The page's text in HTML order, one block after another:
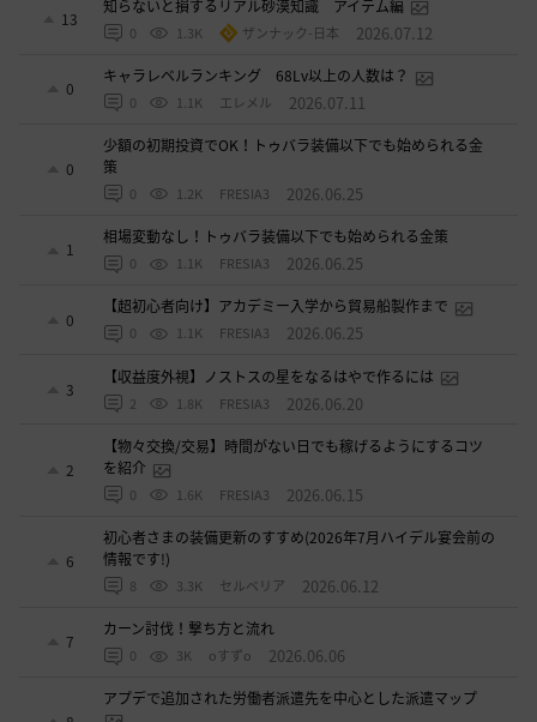
13
知らないと損するリアル砂漠知識 アイテム編
0 1.3K ザンナック-日本 2026.07.12
0
キャラレベルランキング 68Lv以上の人数は？
0 1.1K エレメル 2026.07.11
0
少額の初期投資でOK！トゥバラ装備以下でも始められる金
策
0 1.2K FRESIA3 2026.06.25
1
相場変動なし！トゥバラ装備以下でも始められる金策
0 1.1K FRESIA3 2026.06.25
0
【超初心者向け】アカデミー入学から貿易船製作まで
0 1.1K FRESIA3 2026.06.25
3
【収益度外視】ノストスの星をなるはやで作るには
2 1.8K FRESIA3 2026.06.20
2
【物々交換/交易】時間がない日でも稼げるようにするコツ
を紹介
0 1.6K FRESIA3 2026.06.15
6
初心者さまの装備更新のすすめ(2026年7月ハイデル宴会前の
情報です!)
8 3.3K セルベリア 2026.06.12
7
カーン討伐！撃ち方と流れ
0 3K oすずo 2026.06.06
アプデで追加された労働者派遣先を中心とした派遣マップ